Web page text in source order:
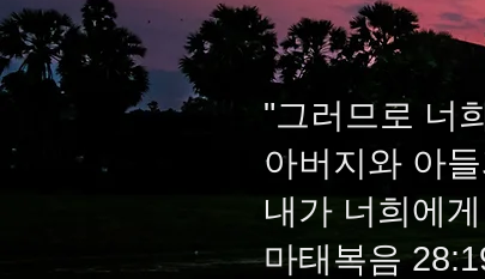
"그러므로 너
아버지와 아
내가 너희에
마태복음